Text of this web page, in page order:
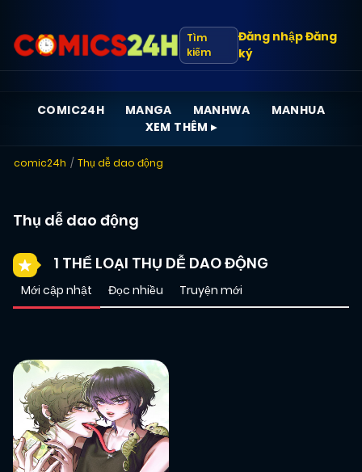
Tìm
kiếm
Đăng nhậpĐăng
ký
COMIC24H MANGA MANHWA
MANHUA
XEM THÊM ▸
comic24h Thụ dễ dao động
Thụ dễ dao động
1 THỂ LOẠI THỤ DỄ DAO ĐỘNG
Mới cập nhật Đọc nhiều Truyện mới